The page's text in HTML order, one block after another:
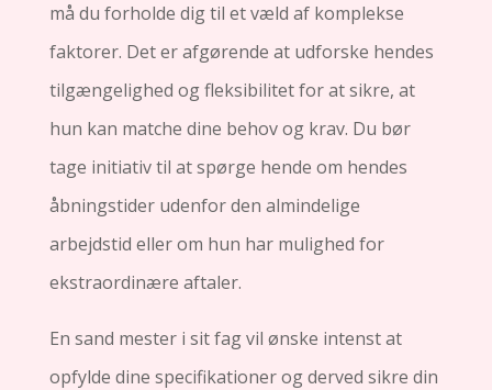
må du forholde dig til et væld af komplekse
faktorer. Det er afgørende at udforske hendes
tilgængelighed og fleksibilitet for at sikre, at
hun kan matche dine behov og krav. Du bør
tage initiativ til at spørge hende om hendes
åbningstider udenfor den almindelige
arbejdstid eller om hun har mulighed for
ekstraordinære aftaler.
En sand mester i sit fag vil ønske intenst at
opfylde dine specifikationer og derved sikre din